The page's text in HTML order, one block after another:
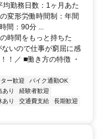
勤務日数：1ヶ月あた
変形労働時間制：年間
間：90分 ...
時間をもっと持ちた
いので仕事が窮屈に感
！／ ■働き方の特徴 ・
ー歓迎
バイク通勤OK
あり
経験者歓迎
あり 交通費支給
長期歓迎